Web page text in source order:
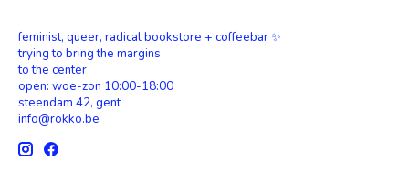
feminist, queer, radical bookstore + coffeebar ✨
trying to bring the margins
to the center
open: woe-zon 10:00-18:00
steendam 42, gent
info@rokko.be